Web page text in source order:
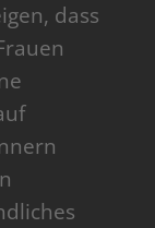
dass